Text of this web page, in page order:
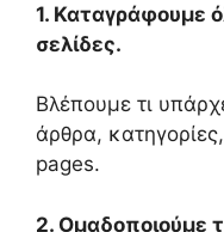
1. Καταγράφουμε
σελίδες.
Βλέπουμε τι
άρθρα,
pages.
2. Ομαδοποιούμε